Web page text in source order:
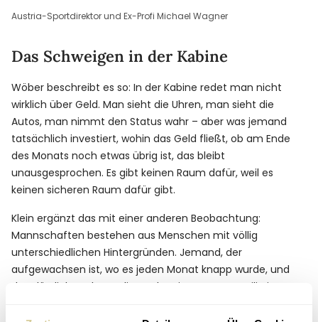
Austria-Sportdirektor und Ex-Profi Michael Wagner
Das Schweigen in der Kabine
Wöber beschreibt es so: In der Kabine redet man nicht
wirklich über Geld. Man sieht die Uhren, man sieht die
Autos, man nimmt den Status wahr – aber was jemand
tatsächlich investiert, wohin das Geld fließt, ob am Ende
des Monats noch etwas übrig ist, das bleibt
unausgesprochen. Es gibt keinen Raum dafür, weil es
keinen sicheren Raum dafür gibt.
Klein ergänzt das mit einer anderen Beobachtung:
Mannschaften bestehen aus Menschen mit völlig
unterschiedlichen Hintergründen. Jemand, der
aufgewachsen ist, wo es jeden Monat knapp wurde, und
der plötzlich mehr verdient, als seine ganze Familie je